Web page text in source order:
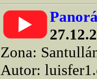
Zona:
Autor: